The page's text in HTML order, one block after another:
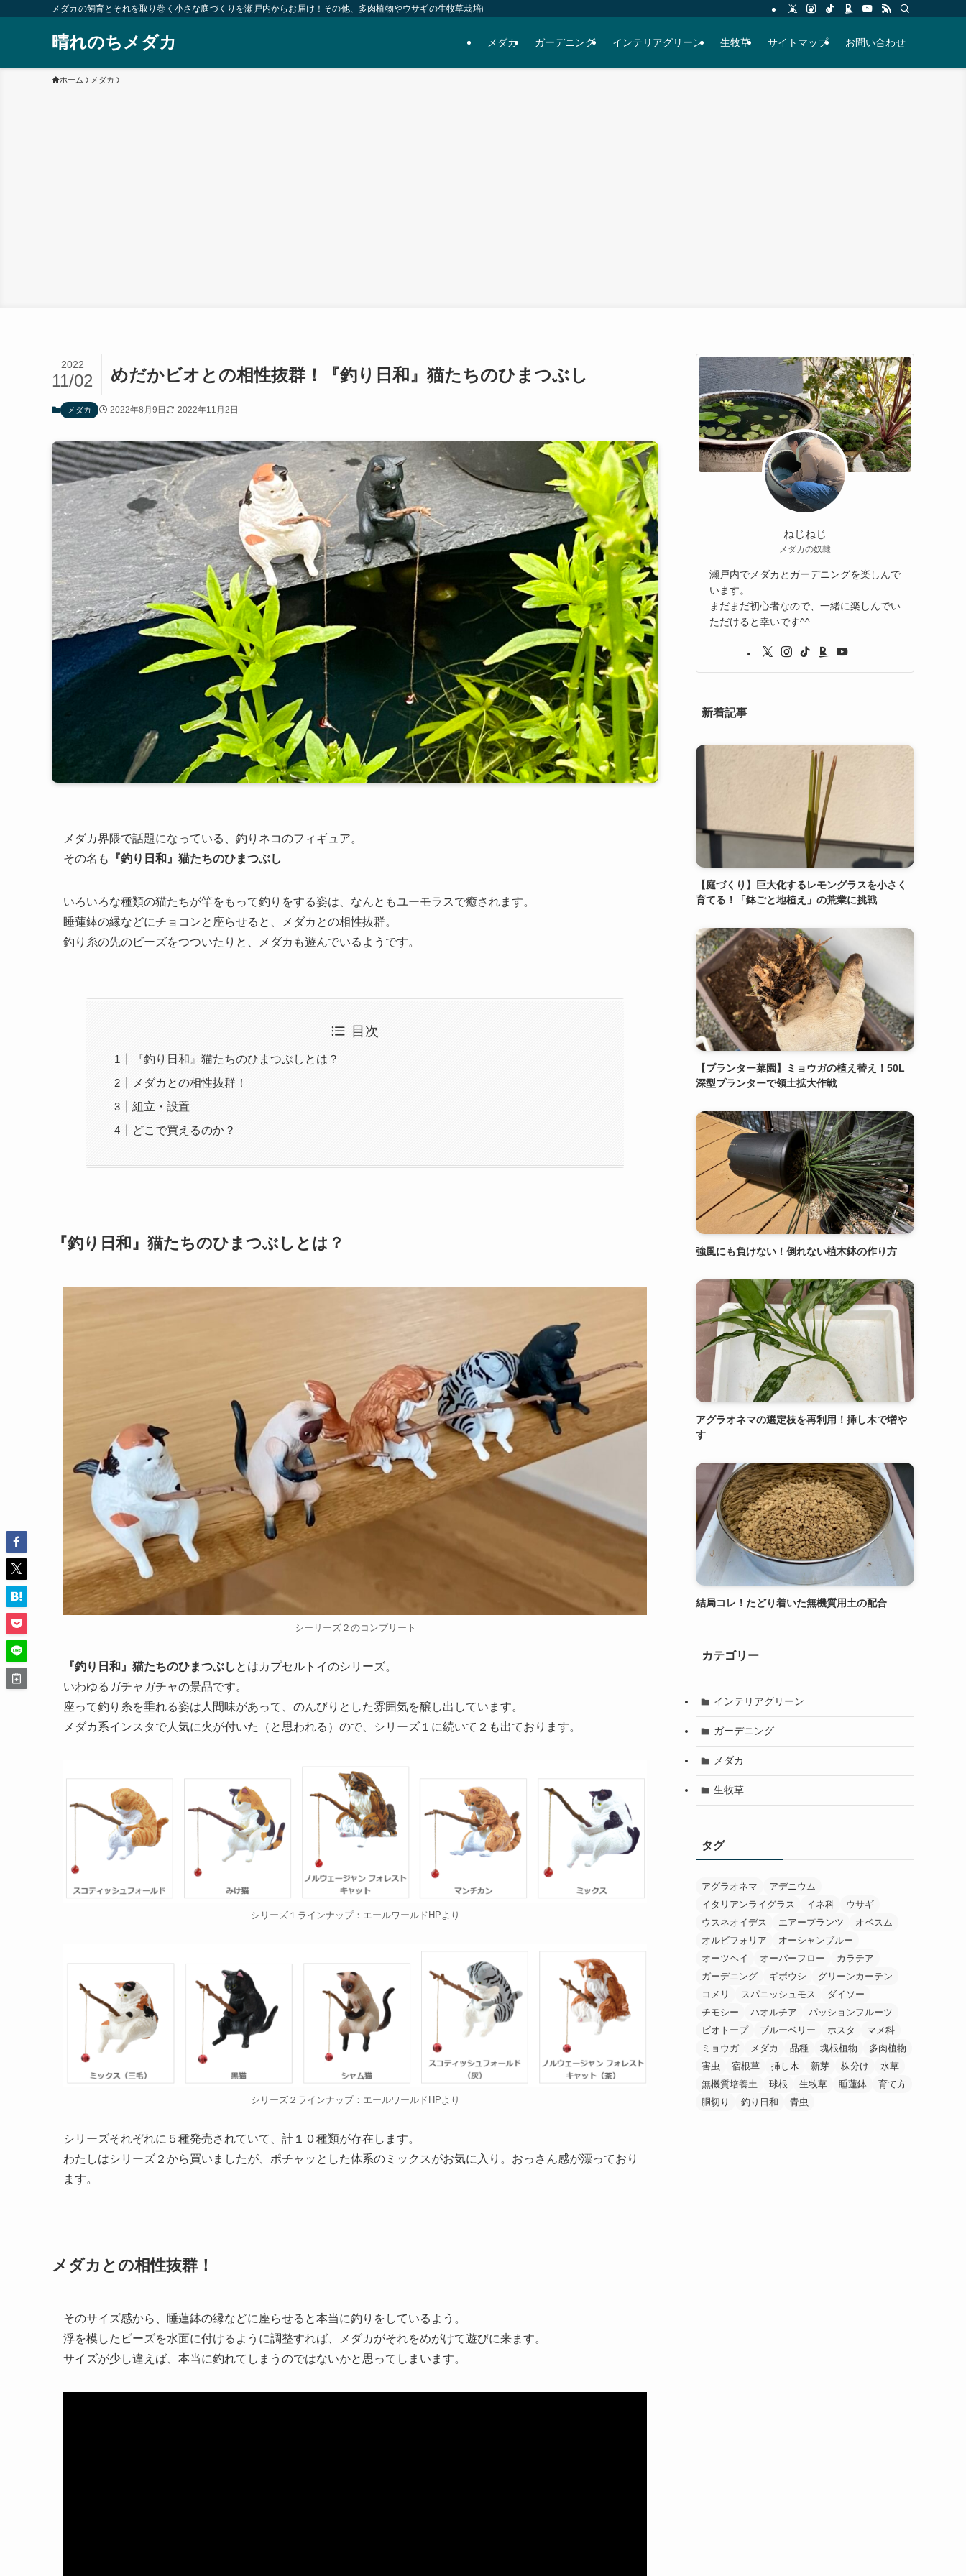
メダカの飼育とそれを取り巻く小さな庭づくりを瀬戸内からお届け！その他、多肉植物やウサギの生牧草栽培についても。
晴れのちメダカ メダカ ガーデニング インテリアグリーン 生牧草 サイトマップ お問い合わせ
ホーム メダカ
めだかビオとの相性抜群！『釣り日和』猫たちのひまつぶし
2022
11/02
メダカ 2022年8月9日 2022年11月2日
メダカ界隈で話題になっている、釣りネコのフィギュア。
その名も
『釣り日和』猫たちのひまつぶし
いろいろな種類の猫たちが竿をもって釣りをする姿は、なんともユーモラスで癒されます。
睡蓮鉢の縁などにチョコンと座らせると、メダカとの相性抜群。
釣り糸の先のビーズをつついたりと、メダカも遊んでいるようです。
目次
『釣り日和』猫たちのひまつぶしとは？
メダカとの相性抜群！
組立・設置
どこで買えるのか？
『釣り日和』猫たちのひまつぶしとは？
シーリーズ２のコンプリート
『釣り日和』猫たちのひまつぶし とはカプセルトイのシリーズ。
いわゆるガチャガチャの景品です。
座って釣り糸を垂れる姿は人間味があって、のんびりとした雰囲気を醸し出しています。
メダカ系インスタで人気に火が付いた（と思われる）ので、シリーズ１に続いて２も出ております。
シリーズ１ラインナップ：エールワールドHPより
シリーズ２ラインナップ：エールワールドHPより
シリーズそれぞれに５種発売されていて、計１０種類が存在します。
わたしはシリーズ２から買いましたが、ポチャッとした体系のミックスがお気に入り。おっさん感が漂っており
ます。
メダカとの相性抜群！
そのサイズ感から、睡蓮鉢の縁などに座らせると本当に釣りをしているよう。
浮を模したビーズを水面に付けるように調整すれば、メダカがそれをめがけて遊びに来ます。
サイズが少し違えば、本当に釣れてしまうのではないかと思ってしまいます。
ねじねじ
メダカの奴隷
瀬戸内でメダカとガーデニングを楽しんで
います。
まだまだ初心者なので、一緒に楽しんでい
ただけると幸いです^^
新着記事
【庭づくり】巨大化するレモングラスを小さく
育てる！「鉢ごと地植え」の荒業に挑戦
【プランター菜園】ミョウガの植え替え！50L
深型プランターで領土拡大作戦
強風にも負けない！倒れない植木鉢の作り方
アグラオネマの選定枝を再利用！挿し木で増や
す
結局コレ！たどり着いた無機質用土の配合
カテゴリー
インテリアグリーン
ガーデニング
メダカ
生牧草
タグ
アグラオネマ
アデニウム
イタリアンライグラス
イネ科
ウサギ
ウスネオイデス
エアープランツ
オベスム
オルビフォリア
オーシャンブルー
オーツヘイ
オーバーフロー
カラテア
ガーデニング
ギボウシ
グリーンカーテン
コメリ
スパニッシュモス
ダイソー
チモシー
ハオルチア
パッションフルーツ
ビオトープ
ブルーベリー ホスタ
マメ科
ミョウガ
メダカ 品種 塊根植物
多肉植物
害虫
宿根草 挿し木 新芽 株分け
水草
無機質培養土
球根 生牧草 睡蓮鉢
育て方
胴切り
釣り日和 青虫